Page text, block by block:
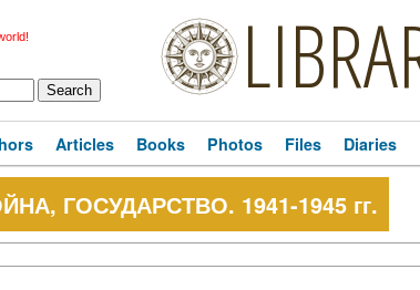
Articles Books Photos Files Diaries
ГОСУДАРСТВО. 1941-1945 гг.